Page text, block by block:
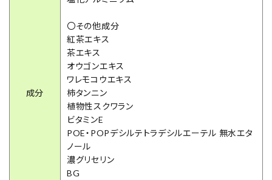
成分
〇その他成分
紅茶エキス
茶エキス
オウゴンエキス
ワレモコウエキス
柿タンニン
植物性スクワラン
ビタミンE
POE・POPデシルテトラデシルエーテル 無水エタ
ノール
濃グリセリン
BG